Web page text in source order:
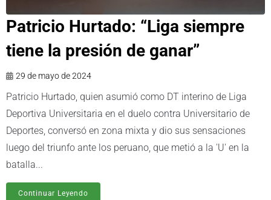
Patricio Hurtado: “Liga siempre
tiene la presión de ganar”
29 de mayo de 2024
Patricio Hurtado, quien asumió como DT interino de Liga
Deportiva Universitaria en el duelo contra Universitario de
Deportes, conversó en zona mixta y dio sus sensaciones
luego del triunfo ante los peruano, que metió a la 'U' en la
batalla...
Continuar Leyendo